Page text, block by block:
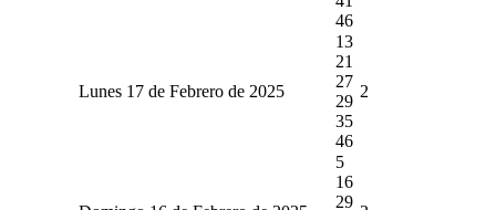
46
Lunes 17 de Febrero de 2025
13
21
27
29
35
46
2
5
16
29